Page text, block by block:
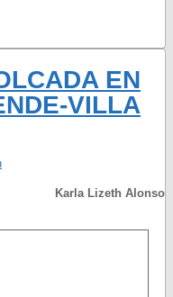
EN
VILLA
Karla Lizeth Alonso